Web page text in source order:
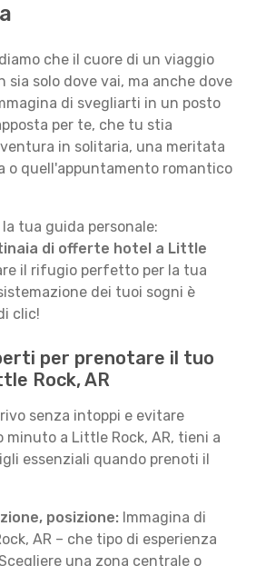
che il cuore di un viaggio
sia solo dove vai, ma anche dove
di svegliarti in un posto
per te, che tu stia
in solitaria, una meritata
o quell'appuntamento romantico
tua guida personale:
di offerte hotel a Little
il rifugio perfetto per la tua
dei tuoi sogni è
clic!
per prenotare il tuo
Rock, AR
senza intoppi e evitare
minuto a Little Rock, AR, tieni a
essenziali quando prenoti il
posizione: Immagina di
AR – che tipo di esperienza
una zona centrale o